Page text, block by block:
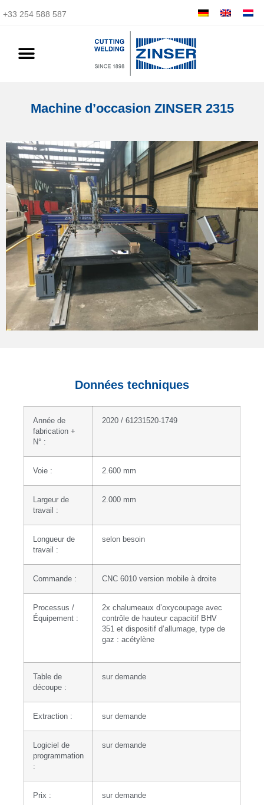
+33 254 588 587
Machine d’occasion ZINSER 2315
Données techniques
Année de
fabrication +
N° :
2020 / 61231520-1749
Voie : 2.600 mm
Largeur de
travail :
2.000 mm
Longueur de
travail :
selon besoin
Commande : CNC 6010 version mobile à droite
Processus /
Équipement :
2x chalumeaux d’oxycoupage avec
contrôle de hauteur capacitif BHV
351 et dispositif d’allumage, type de
gaz : acétylène
Table de
découpe :
sur demande
Extraction : sur demande
Logiciel de
programmation
:
sur demande
Prix : sur demande